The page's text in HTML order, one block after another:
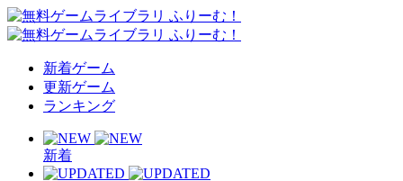
新着ゲーム
更新ゲーム
ランキング
新着